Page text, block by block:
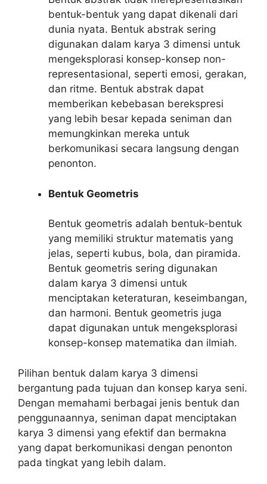
bentuk-bentuk yang dapat dikenali dari
dunia nyata. Bentuk abstrak sering
digunakan dalam karya 3 dimensi untuk
mengeksplorasi konsep-konsep non-
representasional, seperti emosi, gerakan,
dan ritme. Bentuk abstrak dapat
memberikan kebebasan berekspresi
yang lebih besar kepada seniman dan
memungkinkan mereka untuk
berkomunikasi secara langsung dengan
penonton.
Bentuk Geometris
Bentuk geometris adalah bentuk-bentuk
yang memiliki struktur matematis yang
jelas, seperti kubus, bola, dan piramida.
Bentuk geometris sering digunakan
dalam karya 3 dimensi untuk
menciptakan keteraturan, keseimbangan,
dan harmoni. Bentuk geometris juga
dapat digunakan untuk mengeksplorasi
konsep-konsep matematika dan ilmiah.
Pilihan bentuk dalam karya 3 dimensi
bergantung pada tujuan dan konsep karya seni.
Dengan memahami berbagai jenis bentuk dan
penggunaannya, seniman dapat menciptakan
karya 3 dimensi yang efektif dan bermakna
yang dapat berkomunikasi dengan penonton
pada tingkat yang lebih dalam.